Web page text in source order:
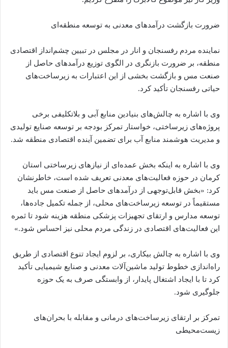
ضرورت بازگشت درآمدهای معدنی به توسعه منطقه‌ای
نماینده مردم رفسنجان و انار در مجلس در تبیین چشم‌انداز اقتصادی
منطقه، بر ضرورت بازنگری در الگوی توزیع درآمدهای حاصل از
صنعت مس و بازگشت بخشی از این اعتبارات به زیرساخت‌های
حیاتی رفسنجان تأکید کرد.
وی با اشاره به چالش‌های بنیادین منابع آبی و بلاتکلیفی برخی
پروژه‌های زیرساختی، خواستار تمرکز بودجه بر توسعه صنایع تولیدی
و مدیریت هوشمند منابع آب برای تضمین آینده اقتصادی منطقه شد.
وی با اشاره به اینکه بخش عمده‌ای از نیازهای زیرساختی استان
کرمان در حوزه فعالیت‌های معدنی تعریف شده است، خاطرنشان
کرد: «بخش قابل‌توجهی از درآمدهای حاصل از صنعت مس باید
مستقیماً در توسعه زیرساخت‌های محلی، از جمله تکمیل جاده‌ها،
توسعه مدارس و ارتقای تجهیزات پزشکی منطقه هزینه شود تا ثمره
این فعالیت‌های اقتصادی در زندگی مردم محلی نیز احساس شود.»
وی با اشاره به چالش بیکاری، بر لزوم ایجاد تنوع اقتصادی از طریق
راه‌اندازی خطوط تولید ماشین‌آلات معدنی و صنایع شیمیایی تأکید
کرد تا با ایجاد اشتغال پایدار، از وابستگی صرف به یک حوزه
جلوگیری شود.
تمرکز بر ارتقای زیرساخت‌های درمانی و مقابله با بحران‌های
زیست‌محیطی